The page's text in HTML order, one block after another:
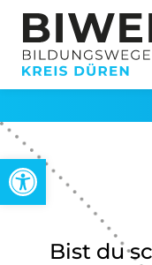
Werkzeugleiste öffnen
Bist du